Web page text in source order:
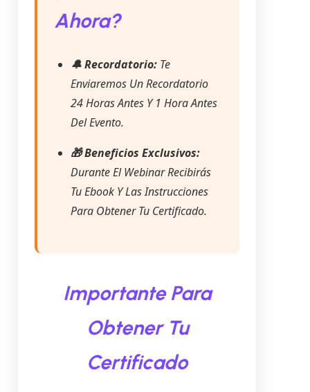
Ahora?
🔔 Recordatorio: Te
Enviaremos Un Recordatorio
24 Horas Antes Y 1 Hora Antes
Del Evento.
🎁 Beneficios Exclusivos:
Durante El Webinar Recibirás
Tu Ebook Y Las Instrucciones
Para Obtener Tu Certificado.
Importante Para
Obtener Tu
Certificado